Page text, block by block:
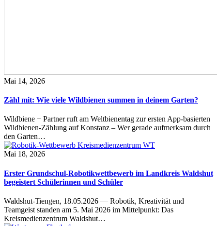
Mai 14, 2026
Zähl mit: Wie viele Wildbienen summen in deinem Garten?
Wildbiene + Partner ruft am Weltbienentag zur ersten App-basierten
Wildbienen-Zählung auf Konstanz – Wer gerade aufmerksam durch
den Garten…
Mai 18, 2026
Erster Grundschul-Robotikwettbewerb im Landkreis Waldshut
begeistert Schülerinnen und Schüler
Waldshut-Tiengen, 18.05.2026 — Robotik, Kreativität und
Teamgeist standen am 5. Mai 2026 im Mittelpunkt: Das
Kreismedienzentrum Waldshut…